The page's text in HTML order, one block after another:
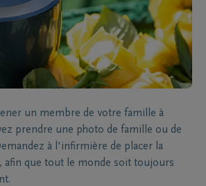
un membre de votre famille à
prendre une photo de famille ou de
à l'infirmière de placer la
afin que tout le monde soit toujours